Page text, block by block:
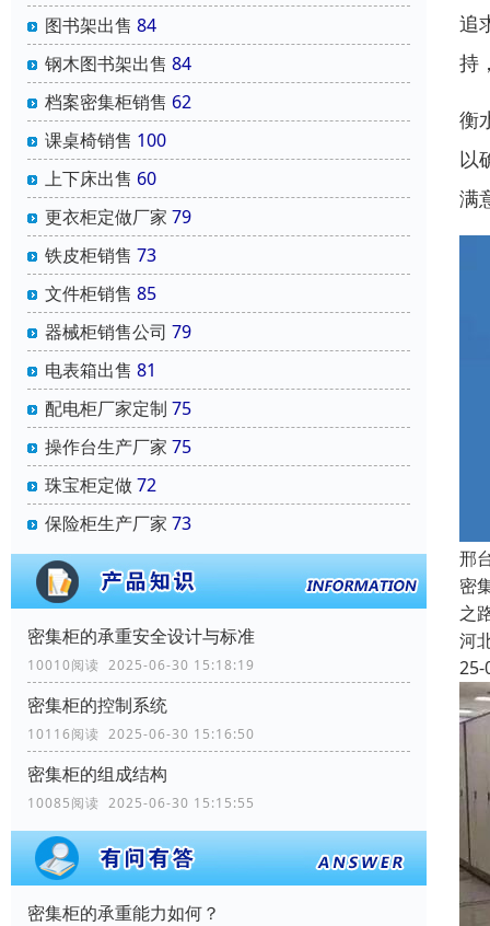
图书架出售 84
钢木图书架出售 84
档案密集柜销售 62
课桌椅销售 100
上下床出售 60
更衣柜定做厂家 79
铁皮柜销售 73
文件柜销售 85
器械柜销售公司 79
电表箱出售 81
配电柜厂家定制 75
操作台生产厂家 75
珠宝柜定做72
保险柜生产厂家 73
密集柜的承重安全设计与标准
10010阅读 2025-06-30 15:18:19
密集柜的控制系统
10116阅读 2025-06-30 15:16:50
密集柜的组成结构
10085阅读 2025-06-30 15:15:55
密集柜的承重能力如何？
追
持
衡
以
满
邢
密
之
河
25-